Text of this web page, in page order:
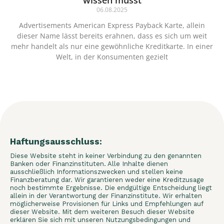
06.08.2025
Advertisements American Express Payback Karte, allein
dieser Name lässt bereits erahnen, dass es sich um weit
mehr handelt als nur eine gewöhnliche Kreditkarte. In einer
Welt, in der Konsumenten gezielt
Haftungsausschluss:
Diese Website steht in keiner Verbindung zu den genannten
Banken oder Finanzinstituten. Alle Inhalte dienen
ausschließlich Informationszwecken und stellen keine
Finanzberatung dar. Wir garantieren weder eine Kreditzusage
noch bestimmte Ergebnisse. Die endgültige Entscheidung liegt
allein in der Verantwortung der Finanzinstitute. Wir erhalten
möglicherweise Provisionen für Links und Empfehlungen auf
dieser Website. Mit dem weiteren Besuch dieser Website
erklären Sie sich mit unseren Nutzungsbedingungen und